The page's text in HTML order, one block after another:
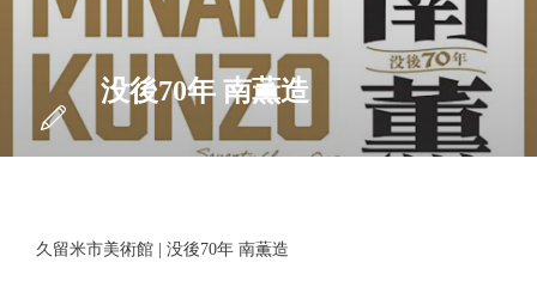
没後70年 南薫造
久留米市美術館 | 没後70年 南薫造